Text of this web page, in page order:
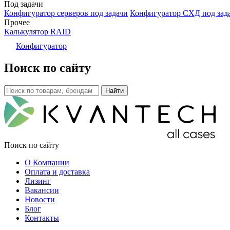
Под задачи
Конфигуратор серверов под задачи Конфигуратор СХД под
Прочее
Калькулятор RAID
Конфигуратор
Поиск по сайту
Поиск по сайту
О Компании
Оплата и доставка
Лизинг
Вакансии
Новости
Блог
Контакты